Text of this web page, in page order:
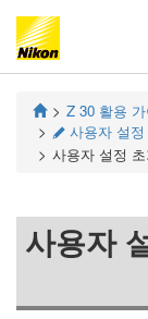
Z 30 활용
A 사용자 설
사용자 설정
사용자